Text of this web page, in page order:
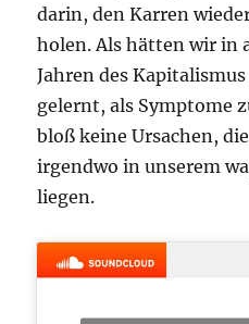
darin, den Karren
holen. Als hätten wir in
Jahren des
gelernt, als Symptome
bloß keine Ursachen,
irgendwo in unserem
liegen.